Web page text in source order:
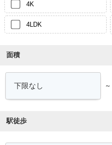
4K
4LDK
面積
～
駅徒歩